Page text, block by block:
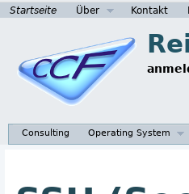
Startseite Über Kontakt
Consulting Operating System